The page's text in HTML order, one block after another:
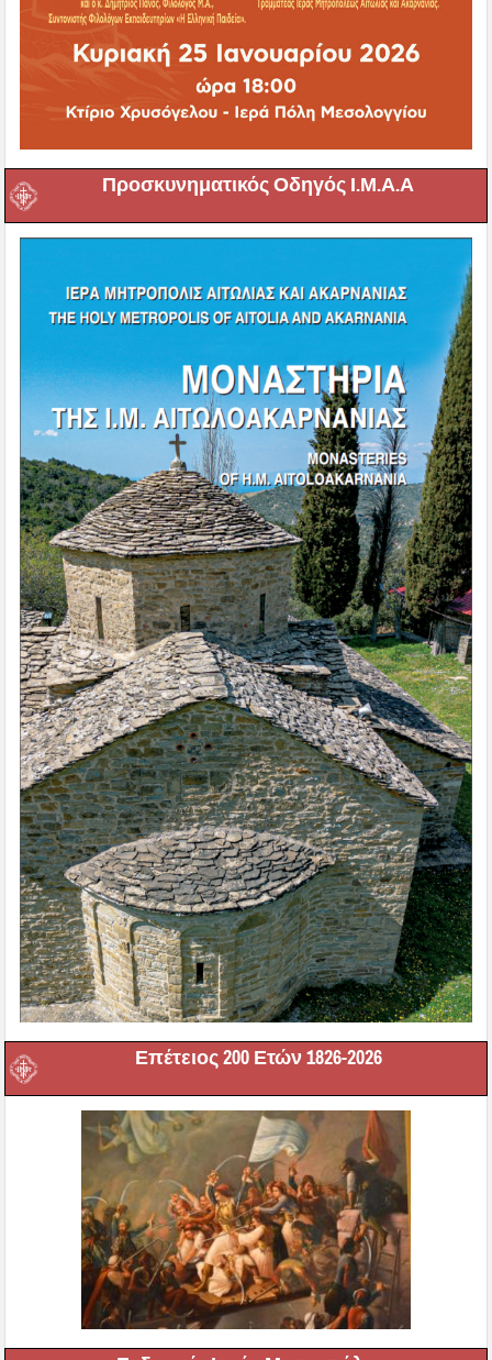
Προσκυνηματικός Οδηγός Ι.Μ.Α.Α
Επέτειος 200 Ετών 1826-2026